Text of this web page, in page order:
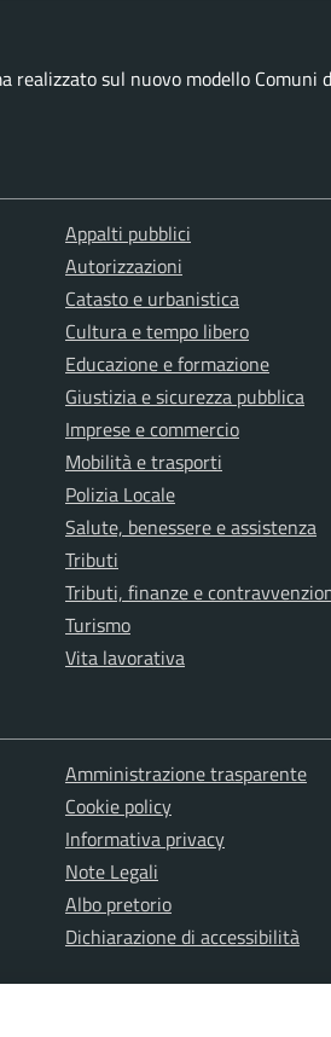
realizzato sul nuovo modello
Appalti pubblici
Autorizzazioni
Catasto e urbanistica
Cultura e tempo libero
Educazione e formazione
Giustizia e sicurezza pubblica
Imprese e commercio
Mobilità e trasporti
Polizia Locale
Salute, benessere e assistenza
Tributi
Tributi, finanze e
Turismo
Vita lavorativa
Amministrazione trasparente
Cookie policy
Informativa privacy
Note Legali
Albo pretorio
Dichiarazione di accessibilità